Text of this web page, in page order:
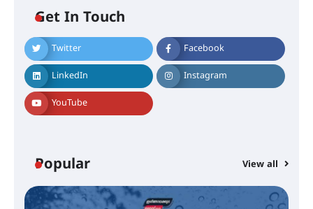
Get In Touch
Twitter Facebook
LinkedIn Instagram
YouTube
Popular View all
എം.ജി. യൂണിവേഴ്‌സിറ്റിയിൽ നിന്ന്
ഇംഗ്ളീഷ് സാഹിത്യത്തിൽ
ഡോക്ടറേറ്റ് നേടിയ എൻ. ആര്യ
വെള്ളിയാഴ്ച സ്‌ക്രീൻ ചെയ്യുന്നു